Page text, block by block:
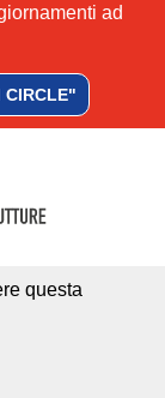
ad
CIRCLE"
questa